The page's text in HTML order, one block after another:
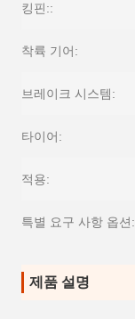
킹핀::
착륙 기어:
브레이크 시스템:
타이어:
적용:
특별 요구 사항 옵션:
제품 설명